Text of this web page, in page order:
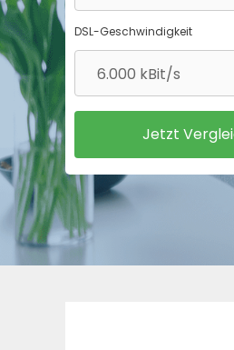
DSL-Geschwindigkeit